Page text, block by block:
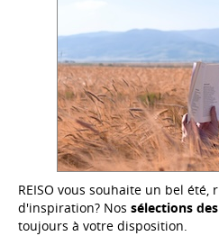
REISO vous souhaite un bel été,
d'inspiration? Nos sélections
toujours à votre disposition.